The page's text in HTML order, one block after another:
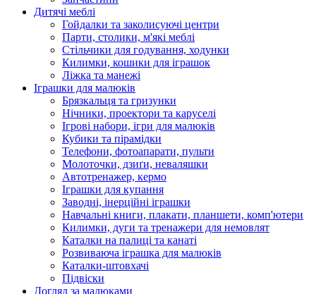
Дитячі меблі
Гойдалки та заколисуючі центри
Парти, столики, м'які меблі
Стільчики для годування, ходунки
Килимки, кошики для іграшок
Ліжка та манежі
Іграшки для малюків
Брязкальця та гризунки
Нічники, проектори та каруселі
Ігрові набори, ігри для малюків
Кубики та пірамідки
Телефони, фотоапарати, пульти
Молоточки, дзиґи, неваляшки
Автотренажер, кермо
Іграшки для купання
Заводні, інерційні іграшки
Навчальні книги, плакати, планшети, комп'ютери
Килимки, дуги та тренажери для немовлят
Каталки на палиці та канаті
Розвиваюча іграшка для малюків
Каталки-штовхачі
Підвіски
Догляд за малюками